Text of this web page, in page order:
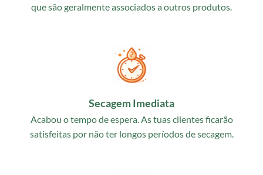
que são geralmente associados a outros produtos.
Secagem Imediata
Acabou o tempo de espera. As tuas clientes ficarão
satisfeitas por não ter longos períodos de secagem.